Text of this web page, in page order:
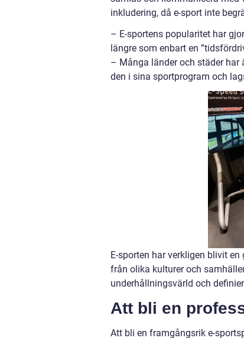
inkludering, då e-sport inte
– E-sportens popularitet har
längre som enbart en
– Många länder och städer har
den i sina sportprogram och
E-sporten har verkligen blivit
från olika kulturer och
underhållningsvärld och
Att bli en
Att bli en framgångsrik e-